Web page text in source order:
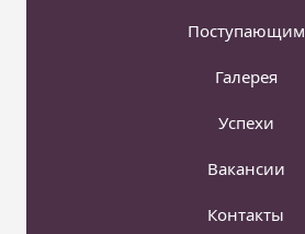
Поступающим
Галерея
Успехи
Вакансии
Контакты